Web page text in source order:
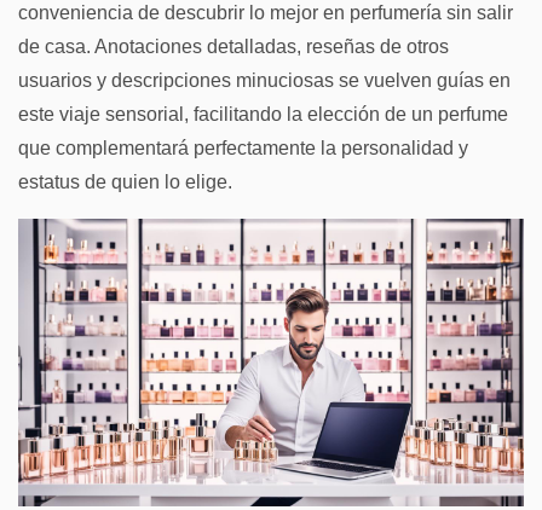
conveniencia de descubrir lo mejor en perfumería sin salir
de casa. Anotaciones detalladas, reseñas de otros
usuarios y descripciones minuciosas se vuelven guías en
este viaje sensorial, facilitando la elección de un perfume
que complementará perfectamente la personalidad y
estatus de quien lo elige.